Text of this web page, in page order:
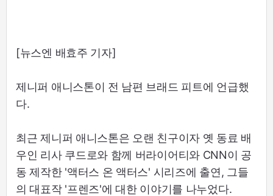
[뉴스엔 배효주 기자]
제니퍼 애니스톤이 전 남편 브래드 피트에 언급했
다.
최근 제니퍼 애니스톤은 오랜 친구이자 옛 동료 배
우인 리사 쿠드로와 함께 버라이어티와 CNN이 공
동 제작한 '액터스 온 액터스' 시리즈에 출연, 그들
의 대표작 '프렌즈'에 대한 이야기를 나누었다.